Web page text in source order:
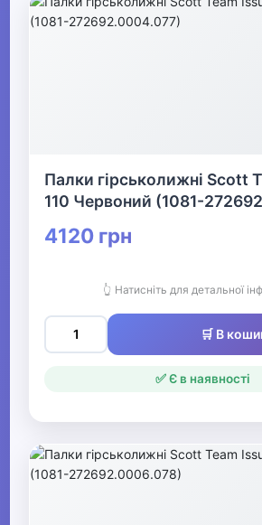
Палки гірськолижні Scott
110 Червоний (1081-
4120 грн
👆 Натисніть для детальної
🛒 В
✅ Є в наявності